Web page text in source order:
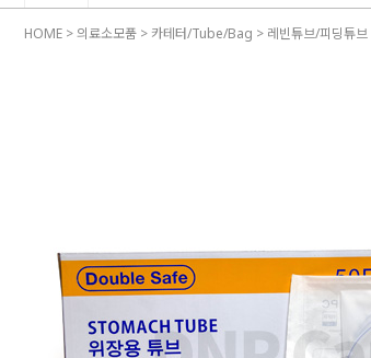
HOME >의료소모품 > 카테터/Tube/Bag > 레빈튜브/피딩튜브